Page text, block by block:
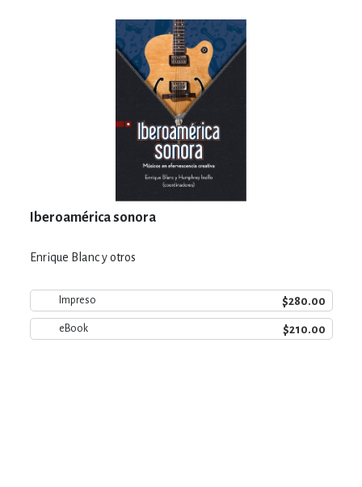
Iberoamérica sonora
Enrique Blanc y otros
Impreso $280.00
eBook $210.00